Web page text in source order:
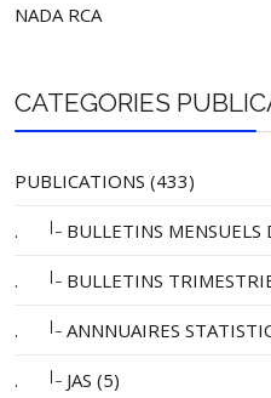
NADA RCA
CATEGORIES
PUBLICATIONS (433)
. |_ BULLETINS
. |_ BULLETINS
. |_ ANNNUAIRES
. |_ JAS (5)